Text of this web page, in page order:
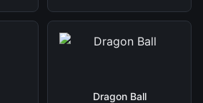
Dragon Ball